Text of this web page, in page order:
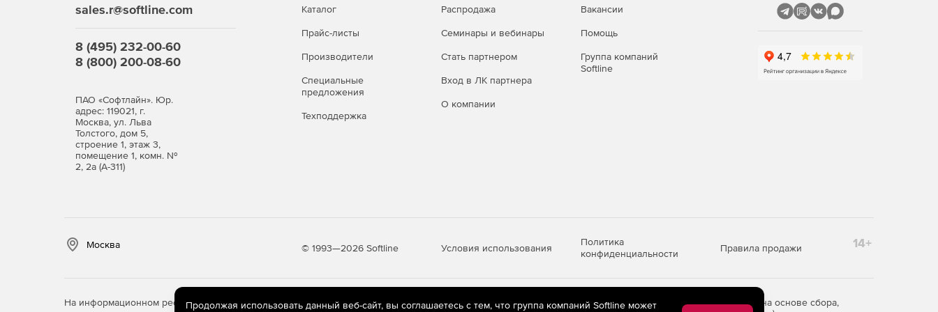
Автоматизиция развертывания базы данных.
Подробный список изменений для каждого развертывания.
Обнаружение дрейфа для выявления и обработки любых внепроцессных изменений.
Начальные точки для отката.
sales.r@softline.com
8 (495) 232-00-60
8 (800) 200-08-60
ПАО «Софтлайн». Юр.
адрес: 119021, г.
Москва, ул. Льва
Толстого, дом 5,
строение 1, этаж 3,
помещение 1, комн. №
2, 2а (А-311)
Каталог
Прайс-листы
Производители
Специальные
предложения
Техподдержка
Распродажа
Семинары и вебинары
Стать партнером
Вход в ЛК партнера
О компании
Вакансии
Помощь
Группа компаний
Softline
Москва © 1993—2026 Softline Условия использования
Политика
конфиденциальности
Правила продажи 14+
На информационном ресурсе store.softline.ru применяютсярекомендательные технологии(информационные технологии предоставления информации на основе сбора,
Продолжая использовать данный веб-сайт, вы соглашаетесь с тем, что группа компаний Softline может